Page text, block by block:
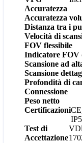
Accuratezza
Accuratezza
Distanza tra i
Velocità di
FOV flessibile
Indicatore FOV
Scansione ad
Scansione
Profondità di
Connessione
Peso netto
Certificazioni
Test di
Accettazione